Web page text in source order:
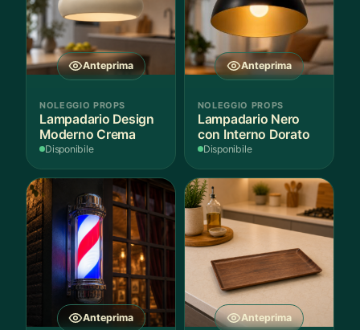
Anteprima
NOLEGGIO PROPS
Lampadario Design
Moderno Crema
Disponibile
Anteprima
NOLEGGIO PROPS
Lampadario Nero
con Interno Dorato
Disponibile
Anteprima Anteprima